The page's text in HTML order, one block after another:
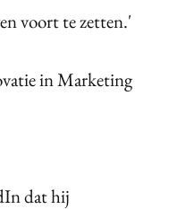
voort te zetten.'
in Marketing
dat hij